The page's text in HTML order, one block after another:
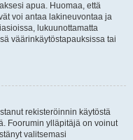
apua. Huomaa, että
voi antaa lakineuvontaa ja
lukuunottamatta
väärinkäytöstapauksissa tai
rekisteröinnin käytöstä
Foorumin ylläpitäjä on voinut
valitsemasi